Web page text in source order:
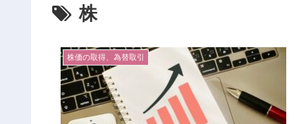
株
株価の取得、為替取引